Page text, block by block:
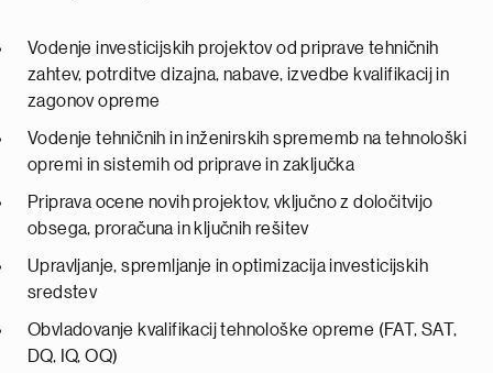
Vodenje investicijskih projektov od priprave tehničnih
zahtev, potrditve dizajna, nabave, izvedbe kvalifikacij in
zagonov opreme
Vodenje tehničnih in inženirskih sprememb na tehnološki
opremi in sistemih od priprave in zaključka
Priprava ocene novih projektov, vključno z določitvijo
obsega, proračuna in ključnih rešitev
Upravljanje, spremljanje in optimizacija investicijskih
sredstev
Obvladovanje kvalifikacij tehnološke opreme (FAT, SAT,
DQ, IQ, OQ)